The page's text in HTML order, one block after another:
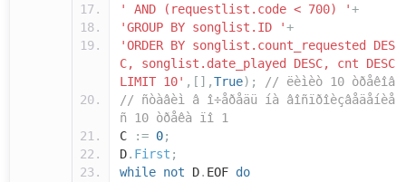
' AND (requestlist.code < 700) '+
'GROUP BY songlist.ID '+
'ORDER BY songlist.count_requested DES
C, songlist.date_played DESC, cnt DESC
LIMIT 10' ,[],True);
// ëèìèò 10 òðåêîâ
// ñòàâèì â î÷åðåäü íà âîñïðîèçâåäåíèå
ñ 10 òðåêà ïî 1
C
:= 0;
D. First ;
while not D. EOF do